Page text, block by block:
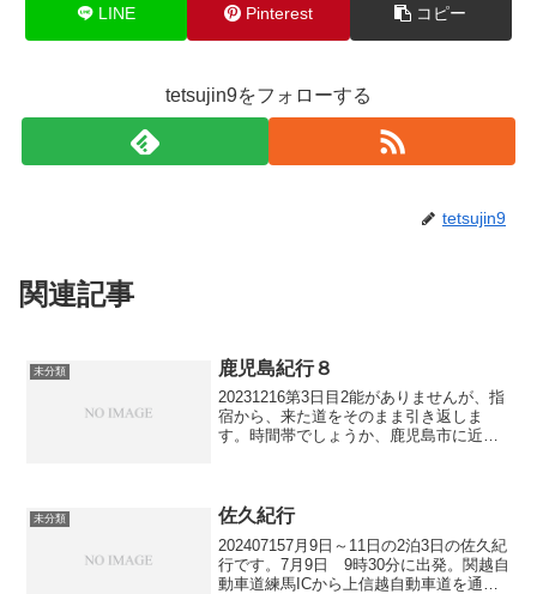
LINE Pinterest コピー
tetsujin9をフォローする
tetsujin9
関連記事
未分類 鹿児島紀行８
20231216第3日目2能がありませんが、指
宿から、来た道をそのまま引き返しま
す。時間帯でしょうか、鹿児島市に近づ
街、天文館に行くこ...
未分類 佐久紀行
202407157月9日～11日の2泊3日の佐久紀
行です。7月9日 9時30分に出発。関越自
動車道練馬ICから上信越自動車道を通っ